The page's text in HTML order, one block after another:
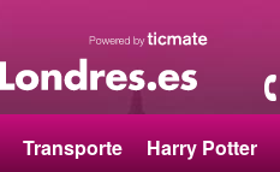
Transporte Harry Potter